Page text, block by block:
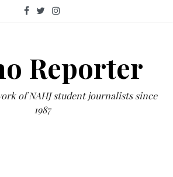
Reporter
of NAHJ student journalists since
1987